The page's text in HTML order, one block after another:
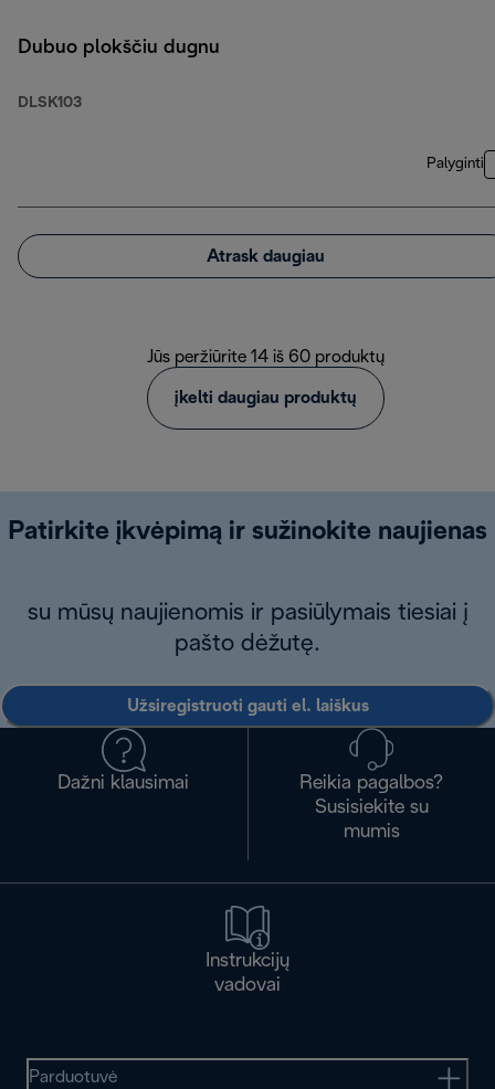
Dubuo plokščiu dugnu
DLSK103
Palyginti
Atrask daugiau
Jūs peržiūrite 14 iš 60 produktų
įkelti daugiau produktų
Patirkite įkvėpimą ir sužinokite naujienas
su mūsų naujienomis ir pasiūlymais tiesiai į
pašto dėžutę.
Užsiregistruoti gauti el. laiškus
Dažni klausimai
Reikia pagalbos?
Susisiekite su
mumis
Instrukcijų
vadovai
Parduotuvė